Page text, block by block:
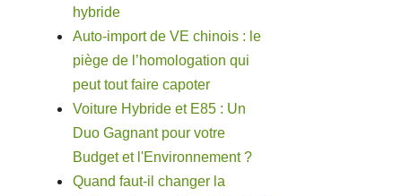
hybride
Auto-import de VE chinois : le
piège de l’homologation qui
peut tout faire capoter
Voiture Hybride et E85 : Un
Duo Gagnant pour votre
Budget et l'Environnement ?
Quand faut-il changer la